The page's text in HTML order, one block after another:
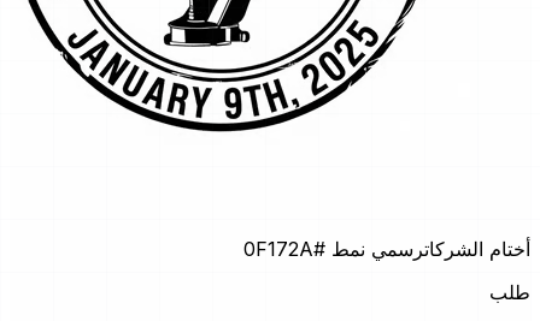
أختام الشركاترسمي نمط #0F172A
طلب